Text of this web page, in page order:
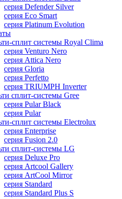
серия Defender Silver
серия Eco Smart
серия Platinum Evolution
сплит системы Royal Clima
серия Venturo Nero
серия Attica Nero
серия Gloria
серия Perfetto
серия TRIUMPH Inverter
сплит-системы Gree
серия Pular Black
серия Pular
сплит системы Electrolux
серия Enterprise
серия Fusion 2.0
сплит-системы LG
серия Deluxe Pro
серия Artcool Gallery
серия ArtCool Mirror
серия Standard
серия Standard Plus S